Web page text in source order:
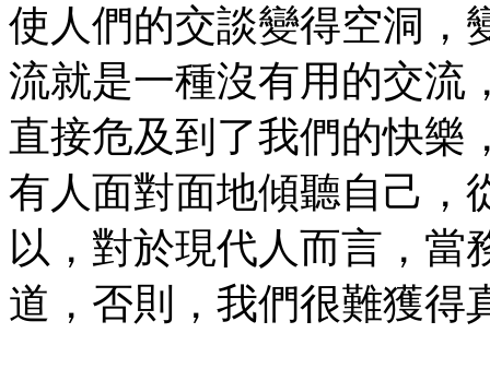
使人們的交談變得空洞，
流就是一種沒有用的交流
直接危及到了我們的快樂
有人面對面地傾聽自己，
以，對於現代人而言，當
道，否則，我們很難獲得